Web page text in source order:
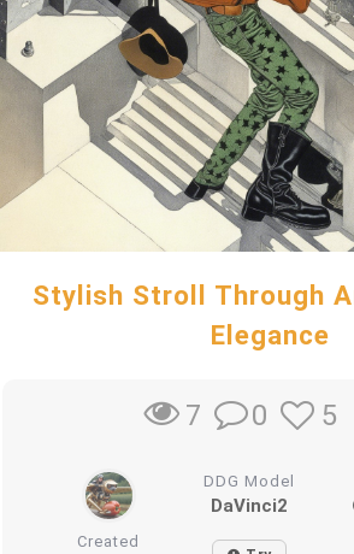
Stylish Stroll Through
Elegance
7 0 5
DDG Model
DaVinci2
Created